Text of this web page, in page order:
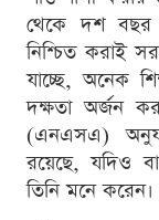
থেকে দশ বছর
নিশ্চিত করাই
যাচ্ছে, অনেক
দক্ষতা অর্জন
(এনএসএ)
রয়েছে, যদিও
তিনি মনে করেন।